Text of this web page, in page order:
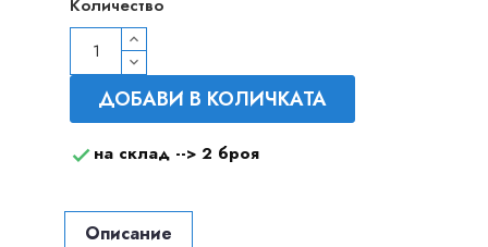
Количество
ДОБАВИ В КОЛИЧКАТА
 на склад --> 2 броя
Описание